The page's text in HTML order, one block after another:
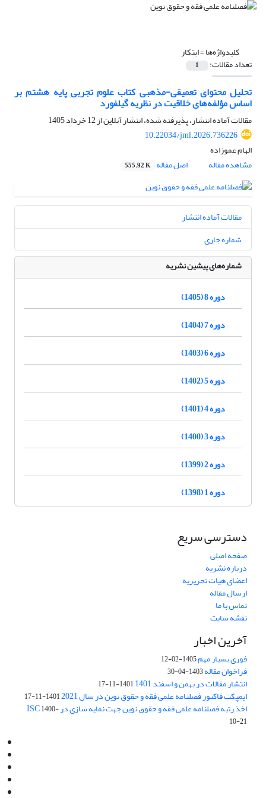
کلیدواژه‌ها =ابتکار
تعداد مقالات: 1
تحلیل محتوای تعمیقی-مذهبی کتاب علوم تجربی پایه هشتم بر
اساس مؤلفه‌های خلاقیت در نظریه گیلفورد
مقالات آماده انتشار، پذیرفته شده، انتشار آنلاین از12 خرداد 1405
10.22034/jml.2026.736226
الهام عموزاده
مشاهده مقاله
اصل مقاله 555.92 K
مقالات آماده انتشار
شماره جاری
شماره‌های پیشین نشریه
دوره 8 (1405)
دوره 7 (1404)
دوره 6 (1403)
دوره 5 (1402)
دوره 4 (1401)
دوره 3 (1400)
دوره 2 (1399)
دوره 1 (1398)
دسترسی سریع
صفحه اصلی
درباره نشریه
اعضای هیات تحریریه
ارسال مقاله
تماس با ما
نقشه سایت
آخرین اخبار
فوری بسیار مهم1405-02-12
فراخوان مقاله1403-04-30
انتشار مقالات در بهمن و اسفند 1401 1401-11-17
ایمپکت فاکتور فصلنامه علمی فقه و حقوق نوین در سال 2021 1401-11-17
اخذ رتبه فصلنامه علمی فقه و حقوق نوین جهت نمایه سازی در ISC1400-
10-21